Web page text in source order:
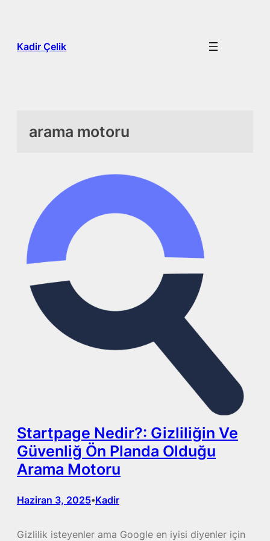
Kadir Çelik
arama motoru
Startpage Nedir?: Gizliliğin Ve
Güvenliğ Ön Planda Olduğu
Arama Motoru
Haziran 3, 2025•Kadir
Gizlilik isteyenler ama Google en iyisi diyenler için